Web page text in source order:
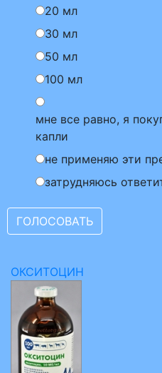
20 мл
30 мл
50 мл
100 мл
мне все равно, я
капли
не применяю эти
затрудняюсь
ОКСИТОЦИН